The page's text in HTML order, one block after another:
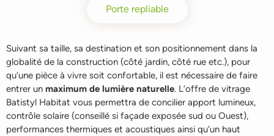
Porte repliable
Suivant sa taille, sa destination et son positionnement dans la
globalité de la construction (côté jardin, côté rue etc.), pour
qu’une pièce à vivre soit confortable, il est nécessaire de faire
entrer un maximum de lumière naturelle. L’offre de vitrage
Batistyl Habitat vous permettra de concilier apport lumineux,
contrôle solaire (conseillé si façade exposée sud ou Ouest),
performances thermiques et acoustiques ainsi qu’un haut